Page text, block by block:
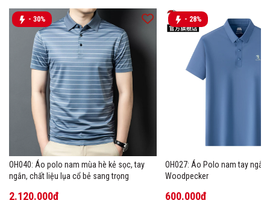
- 30%
OH040: Áo polo nam mùa hè kẻ sọc, tay
ngắn, chất liệu lụa cổ bẻ sang trọng
2.120.000₫
- 28%
OH027: Áo Polo nam tay ngắn
Woodpecker
600.000₫